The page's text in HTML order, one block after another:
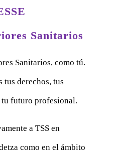
Sanitarios
Sanitarios, como tú.
tus derechos, tus
futuro profesional.
a TSS en
como en el ámbito